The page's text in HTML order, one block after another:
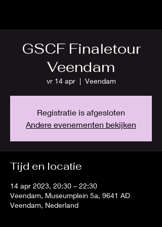
GSCF Finaletour
Veendam
vr 14 apr
  |
Veendam
Registratie is afgesloten
Andere evenementen bekijken
Tijd en locatie
14 apr 2023, 20:30 – 22:30
Veendam, Museumplein 5a, 9641 AD
Veendam, Nederland